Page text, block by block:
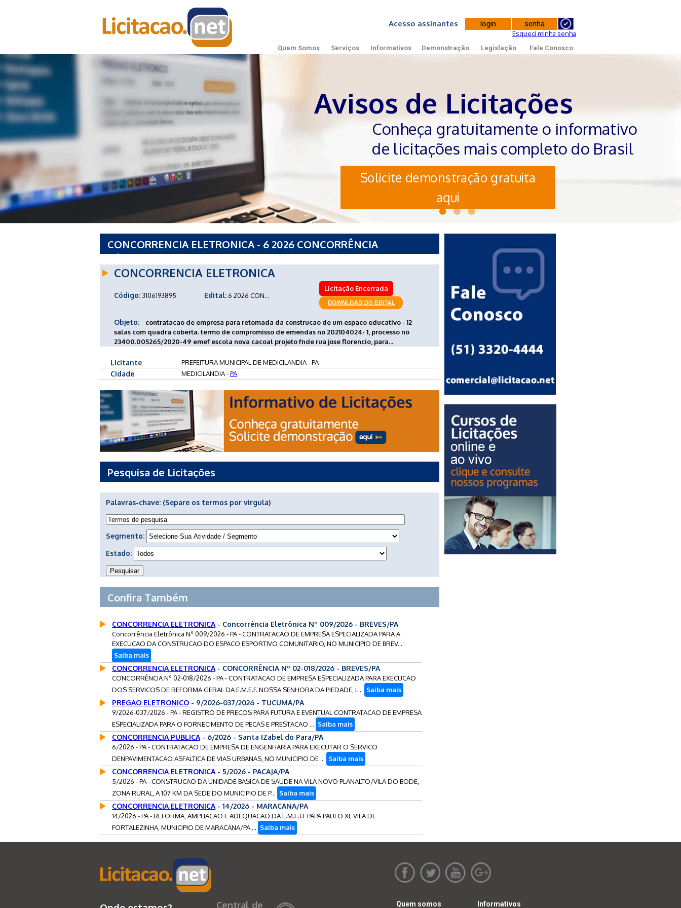
Acesso assinantes
Esqueci minha senha
Quem Somos Serviços Informativos Demonstração Legislação Fale Conosco
Avisos de Licitações
Conheça gratuitamente o informativo
de licitações mais completo do Brasil
Solicite demonstração gratuita
aqui
CONCORRENCIA ELETRONICA - 6 2026 CONCORRÊNCIA
CONCORRENCIA ELETRONICA
Código:3106193895 Edital: 6 2026 CON...
Licitação Encerrada
Objeto:
contratacao de empresa para retomada da construcao de um espaco educativo - 12
salas com quadra coberta. termo de compromisso de emendas no 202104024- 1, processo no
23400.005265/2020-49 emef escola nova cacoal projeto fnde rua jose florencio, para...
Licitante PREFEITURA MUNICIPAL DE MEDICILANDIA - PA
Cidade MEDICILANDIA -PA
Pesquisa de Licitações
Palavras-chave: (Separe os termos por virgula)
Segmento:
Estado:
Confira Também
CONCORRENCIA ELETRONICA - Concorrência Eletrônica Nº 009/2026 - BREVES/PA
Concorrência Eletrônica Nº 009/2026 - PA - CONTRATACAO DE EMPRESA ESPECIALIZADA PARA A
EXECUCAO DA CONSTRUCAO DO ESPACO ESPORTIVO COMUNITARIO, NO MUNICIPIO DE BREV...
Saiba mais
CONCORRENCIA ELETRONICA - CONCORRÊNCIA Nº 02-018/2026 - BREVES/PA
CONCORRÊNCIA Nº 02-018/2026 - PA - CONTRATACAO DE EMPRESA ESPECIALIZADA PARA EXECUCAO
DOS SERVICOS DE REFORMA GERAL DA E.M.E.F. NOSSA SENHORA DA PIEDADE, L... Saiba mais
PREGAO ELETRONICO - 9/2026-037/2026 - TUCUMA/PA
9/2026-037/2026 - PA - REGISTRO DE PRECOS PARA FUTURA E EVENTUAL CONTRATACAO DE EMPRESA
ESPECIALIZADA PARA O FORNECIMENTO DE PECAS E PRESTACAO ... Saiba mais
CONCORRENCIA PUBLICA - 6/2026 - Santa IZabel do Para/PA
6/2026 - PA - CONTRATACAO DE EMPRESA DE ENGENHARIA PARA EXECUTAR O SERVICO
DENPAVIMENTACAO ASFALTICA DE VIAS URBANAS, NO MUNICIPIO DE ... Saiba mais
CONCORRENCIA ELETRONICA - 5/2026 - PACAJA/PA
5/2026 - PA - CONSTRUCAO DA UNIDADE BASICA DE SAUDE NA VILA NOVO PLANALTO/VILA DO BODE,
ZONA RURAL, A 107 KM DA SEDE DO MUNICIPIO DE P... Saiba mais
CONCORRENCIA ELETRONICA - 14/2026 - MARACANA/PA
14/2026 - PA - REFORMA, AMPLIACAO E ADEQUACAO DA E.M.E.I.F PAPA PAULO XI, VILA DE
FORTALEZINHA, MUNICIPIO DE MARACANA/PA.... Saiba mais
Central de Quem somos Informativos